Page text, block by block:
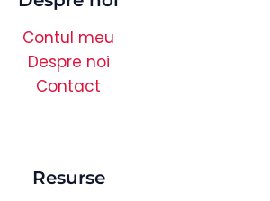
Contul meu
Despre noi
Contact
Resurse